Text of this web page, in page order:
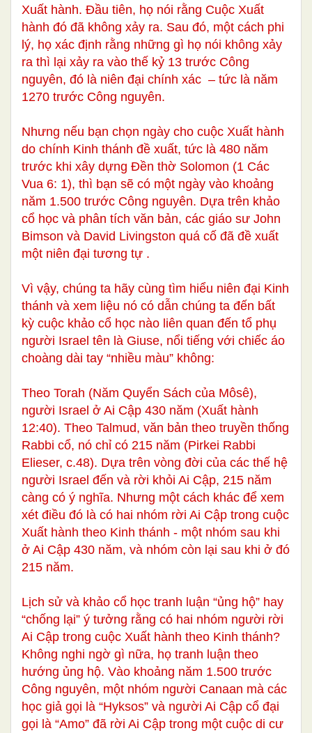
Xuất hành. Đầu tiên, họ nói rằng Cuộc Xuất
hành đó đã không xảy ra. Sau đó, một cách phi
lý, họ xác định rằng những gì họ nói không xảy
ra thì lại xảy ra vào thế kỷ 13 trước Công
nguyên, đó là niên đại chính xác – tức là năm
1270 trước Công nguyên.
Nhưng nếu bạn chọn ngày cho cuộc Xuất hành
do chính Kinh thánh đề xuất, tức là 480 năm
trước khi xây dựng Đền thờ Solomon (1 Các
Vua 6: 1), thì bạn sẽ có một ngày vào khoảng
năm 1.500 trước Công nguyên. Dựa trên khảo
cổ học và phân tích văn bản, các giáo sư John
Bimson và David Livingston quá cố đã đề xuất
một niên đại tương tự .
Vì vậy, chúng ta hãy cùng tìm hiểu niên đại Kinh
thánh và xem liệu nó có dẫn chúng ta đến bất
kỳ cuộc khảo cổ học nào liên quan đến tổ phụ
người Israel tên là Giuse, nổi tiếng với chiếc áo
choàng dài tay “nhiều màu” không:
Theo Torah (Năm Quyển Sách của Môsê),
người Israel ở Ai Cập 430 năm (Xuất hành
12:40). Theo Talmud, văn bản theo truyền thống
Rabbi cổ, nó chỉ có 215 năm (Pirkei Rabbi
Elieser, c.48). Dựa trên vòng đời của các thế hệ
người Israel đến và rời khỏi Ai Cập, 215 năm
càng có ý nghĩa. Nhưng một cách khác để xem
xét điều đó là có hai nhóm rời Ai Cập trong cuộc
Xuất hành theo Kinh thánh - một nhóm sau khi
ở Ai Cập 430 năm, và nhóm còn lại sau khi ở đó
215 năm.
Lịch sử và khảo cổ học tranh luận “ủng hộ” hay
“chống lại” ý tưởng rằng có hai nhóm người rời
Ai Cập trong cuộc Xuất hành theo Kinh thánh?
Không nghi ngờ gì nữa, họ tranh luận theo
hướng ủng hộ. Vào khoảng năm 1.500 trước
Công nguyên, một nhóm người Canaan mà các
học giả gọi là “Hyksos” và người Ai Cập cổ đại
gọi là “Amo” đã rời Ai Cập trong một cuộc di cư